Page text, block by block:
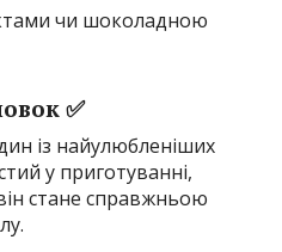
чи шоколадною
✅
із найулюбленіших
у приготуванні,
стане справжньою